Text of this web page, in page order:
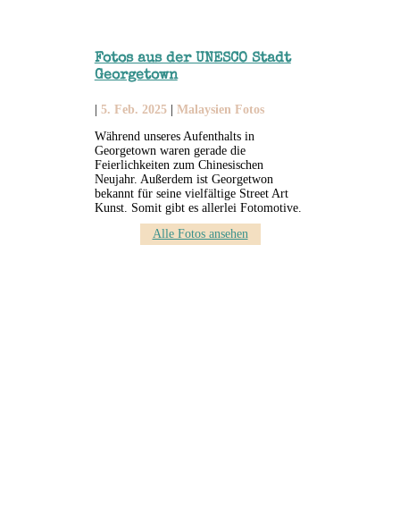
Fotos aus der UNESCO Stadt
Georgetown
| 5. Feb. 2025 | Malaysien Fotos
Während unseres Aufenthalts in
Georgetown waren gerade die
Feierlichkeiten zum Chinesischen
Neujahr. Außerdem ist Georgetwon
bekannt für seine vielfältige Street Art
Kunst. Somit gibt es allerlei Fotomotive.
Alle Fotos ansehen